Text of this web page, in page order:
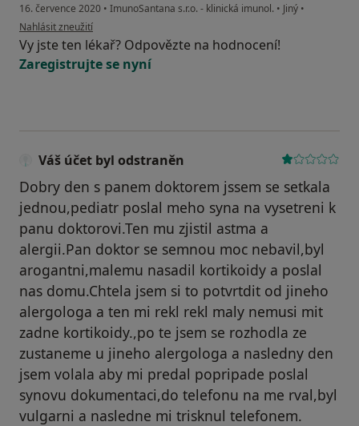
16. července 2020 • ImunoSantana s.r.o. - klinická imunol. • Jiný •
podle názoru uživatele RŠ
Nahlásit zneužití
Vy jste ten lékař? Odpovězte na hodnocení!
Zaregistrujte se nyní
Váš účet byl odstraněn
Dobry den s panem doktorem jssem se setkala
jednou,pediatr poslal meho syna na vysetreni k
panu doktorovi.Ten mu zjistil astma a
alergii.Pan doktor se semnou moc nebavil,byl
arogantni,malemu nasadil kortikoidy a poslal
nas domu.Chtela jsem si to potvrtdit od jineho
alergologa a ten mi rekl rekl maly nemusi mit
zadne kortikoidy.,po te jsem se rozhodla ze
zustaneme u jineho alergologa a nasledny den
jsem volala aby mi predal popripade poslal
synovu dokumentaci,do telefonu na me rval,byl
vulgarni a nasledne mi trisknul telefonem.